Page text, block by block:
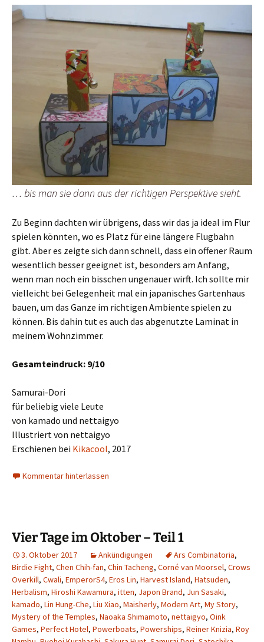
… bis man sie dann aus der richtigen Perspektive sieht.
Zu Beginn dachten wir übrigens, dass wir das ja ideal im Flur
spielen könnten, wo es Platz für eine längere Flugbahn
gibt. Aber es zeigte sich dann schnell, dass ein offener Raum
wesentlich besser geeignet ist, besonders am Anfang,
wenn man noch ein bisschen ungenauer wirft. Ich sollte mir
vielleicht bei Gelegenheit mal ein japanisches Gartenhaus
bauen, um das Ganze im richtigen Ambiente spielen zu
können. Bis dahin tut es auch das abgenutzte Laminat in
meinem Wohnzimmer.
Gesamteindruck: 9/10
Samurai-Dori
für beliebig viele Leute
von kamado und nettaigyo
Illustriert von nettaigyo
Erschienen bei Kikacool, 2017
Kommentar hinterlassen
Vier Tage im Oktober – Teil 1
3. Oktober 2017 Ankündigungen Ars Combinatoria,
Birdie Fight, Chen Chih-fan, Chin Tacheng, Corné van Moorsel, Crows
Overkill, Cwali, EmperorS4, Eros Lin, Harvest Island, Hatsuden,
Herbalism, Hiroshi Kawamura, itten, Japon Brand, Jun Sasaki,
kamado, Lin Hung-Che, Liu Xiao, Maisherly, Modern Art, My Story,
Mystery of the Temples, Naoaka Shimamoto, nettaigyo, Oink
Games, Perfect Hotel, Powerboats, Powerships, Reiner Knizia, Roy